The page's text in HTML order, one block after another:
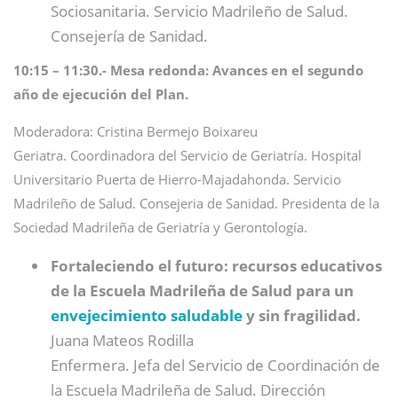
Sociosanitaria. Servicio Madrileño de Salud.
Consejería de Sanidad.
10:15 – 11:30.- Mesa redonda: Avances en el segundo
año de ejecución del Plan.
Moderadora: Cristina Bermejo Boixareu
Geriatra. Coordinadora del Servicio de Geriatría. Hospital
Universitario Puerta de Hierro-Majadahonda. Servicio
Madrileño de Salud. Consejeria de Sanidad. Presidenta de la
Sociedad Madrileña de Geriatría y Gerontología.
Fortaleciendo el futuro: recursos educativos
de la Escuela Madrileña de Salud para un
envejecimiento saludabley sin fragilidad.
Juana Mateos Rodilla
Enfermera. Jefa del Servicio de Coordinación de
la Escuela Madrileña de Salud. Dirección